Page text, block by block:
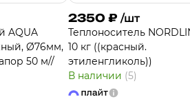
AQUA
Ø76мм,
50 м//
2350 ₽ /шт
Теплоноситель
10 кг ((красный.
этиленгликоль))
В наличии (5)